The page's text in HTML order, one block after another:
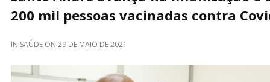
200 mil pessoas vacinadas contra
IN SAÚDE ON 29 DE MAIO DE 2021